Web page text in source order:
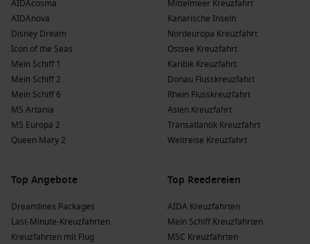
AIDAcosma
AIDAnova
Disney Dream
Icon of the Seas
Mein Schiff 1
Mein Schiff 2
Mein Schiff 6
MS Artania
MS Europa 2
Queen Mary 2
Mittelmeer Kreuzfahrt
Kanarische Inseln
Nordeuropa Kreuzfahrt
Ostsee Kreuzfahrt
Karibik Kreuzfahrt
Donau Flusskreuzfahrt
Rhein Flusskreuzfahrt
Asien Kreuzfahrt
Transatlantik Kreuzfahrt
Weltreise Kreuzfahrt
Top Angebote
Dreamlines Packages
Last-Minute-Kreuzfahrten
Kreuzfahrten mit Flug
Top Reedereien
AIDA Kreuzfahrten
Mein Schiff Kreuzfahrten
MSC Kreuzfahrten